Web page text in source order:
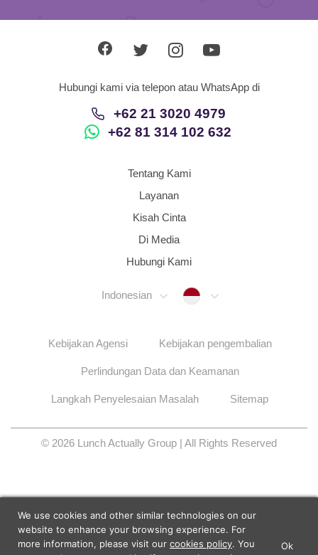
Hubungi kami via telepon atau WhatsApp di
+62 21 3020 4979
+62 81 314 102 632
Tentang Kami
Layanan
Kisah Cinta
Di Media
Hubungi Kami
Indonesian Indonesia
Kebijakan Agensi Kebijakan pengembalian
Perlindungan Data dan Keamanan
Langkah Penyelesaian Masalah Sitemap
© 2026 Lunch Actually Group | All Rights Reserved
We use cookies and other similar technologies on our
website to enhance your browsing experience. For
more information, please visit our cookies policy. You
Ok